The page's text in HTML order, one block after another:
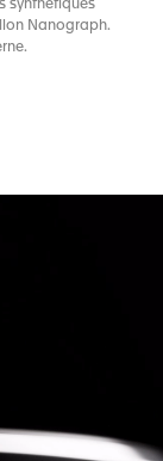
synthétiques
Nanograph.